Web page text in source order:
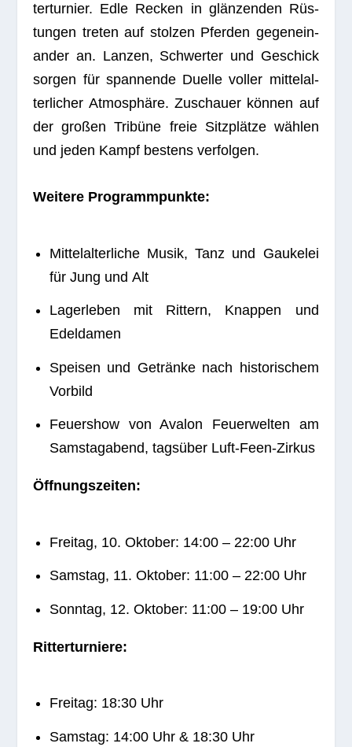
ter­tur­nier. Edle Recken in glän­zen­den Rüs­
tun­gen tre­ten auf stol­zen Pfer­den gegen­ein­
an­der an. Lan­zen, Schwer­ter und Geschick
sor­gen für span­nende Duelle vol­ler mit­tel­al­
ter­li­cher Atmo­sphäre. Zuschauer kön­nen auf
der gro­ßen Tri­büne freie Sitz­plätze wäh­len
und jeden Kampf bes­tens verfolgen.
Wei­tere Programmpunkte:
Mit­tel­al­ter­li­che Musik, Tanz und Gau­ke­lei
für Jung und Alt
Lager­le­ben mit Rit­tern, Knap­pen und
Edeldamen
Spei­sen und Getränke nach his­to­ri­schem
Vorbild
Feu­er­show von Ava­lon Feu­er­wel­ten am
Sams­tag­abend, tags­über Luft-Feen-Zirkus
Öff­nungs­zei­ten:
Frei­tag, 10. Okto­ber: 14:00 – 22:00 Uhr
Sams­tag, 11. Okto­ber: 11:00 – 22:00 Uhr
Sonn­tag, 12. Okto­ber: 11:00 – 19:00 Uhr
Rit­ter­tur­niere:
Frei­tag: 18:30 Uhr
Sams­tag: 14:00 Uhr & 18:30 Uhr